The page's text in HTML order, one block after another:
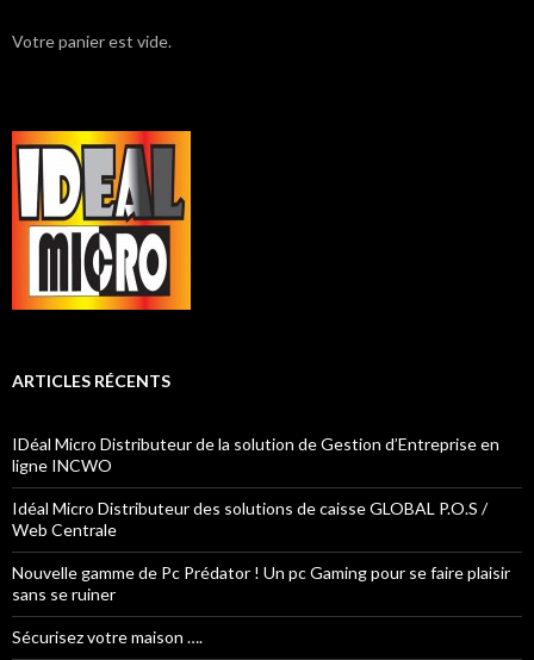
Votre panier est vide.
ARTICLES RÉCENTS
IDéal Micro Distributeur de la solution de Gestion d’Entreprise en
ligne INCWO
Idéal Micro Distributeur des solutions de caisse GLOBAL P.O.S /
Web Centrale
Nouvelle gamme de Pc Prédator ! Un pc Gaming pour se faire plaisir
sans se ruiner
Sécurisez votre maison ….